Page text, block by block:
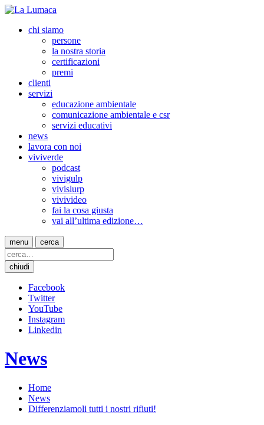
chi siamo
persone
la nostra storia
certificazioni
premi
clienti
servizi
educazione ambientale
comunicazione ambientale e csr
servizi educativi
news
lavora con noi
viviverde
podcast
vivigulp
vivislurp
vivivideo
fai la cosa giusta
vai all’ultima edizione…
menu cerca
chiudi
Facebook
Twitter
YouTube
Instagram
Linkedin
News
Home
News
Differenziamoli tutti i nostri rifiuti!